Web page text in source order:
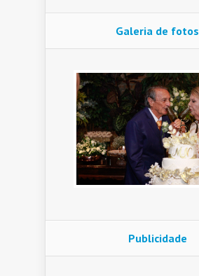
Galeria de fotos
Publicidade